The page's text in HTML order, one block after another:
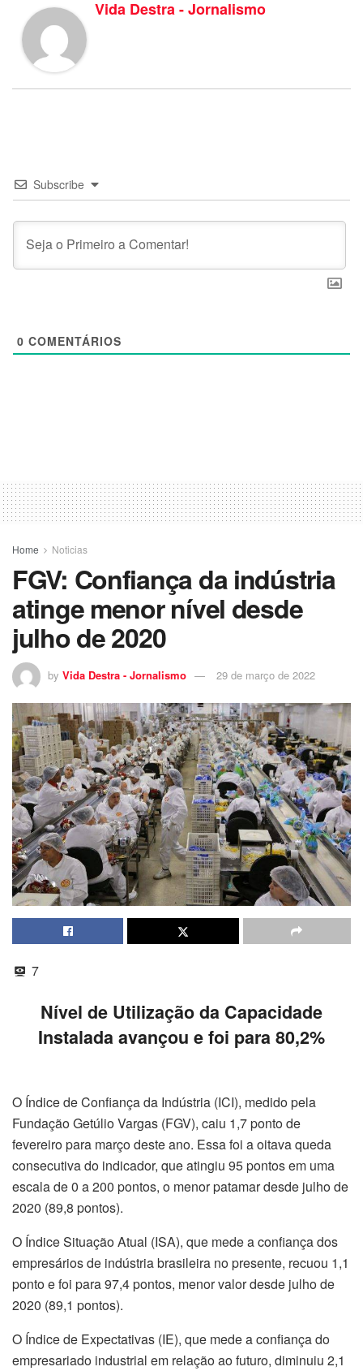
Vida Destra - Jornalismo
Subscribe
0 COMENTÁRIOS
Home Noticias
FGV: Confiança da indústria
atinge menor nível desde
julho de 2020
by Vida Destra - Jornalismo 29 de março de 2022
7
Nível de Utilização da Capacidade
Instalada avançou e foi para 80,2%
O Índice de Confiança da Indústria (ICI), medido pela
Fundação Getúlio Vargas (FGV), caiu 1,7 ponto de
fevereiro para março deste ano. Essa foi a oitava queda
consecutiva do indicador, que atingiu 95 pontos em uma
escala de 0 a 200 pontos, o menor patamar desde julho de
2020 (89,8 pontos).
O Índice Situação Atual (ISA), que mede a confiança dos
empresários de indústria brasileira no presente, recuou 1,1
ponto e foi para 97,4 pontos, menor valor desde julho de
2020 (89,1 pontos).
O Índice de Expectativas (IE), que mede a confiança do
empresariado industrial em relação ao futuro, diminuiu 2,1